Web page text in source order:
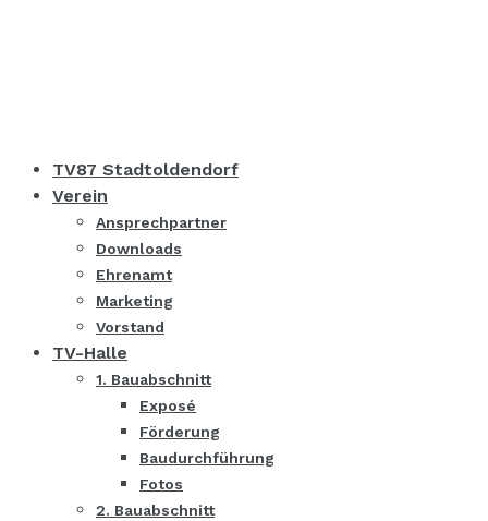
TV87 Stadtoldendorf
Verein
Ansprechpartner
Downloads
Ehrenamt
Marketing
Vorstand
TV-Halle
1. Bauabschnitt
Exposé
Förderung
Baudurchführung
Fotos
2. Bauabschnitt